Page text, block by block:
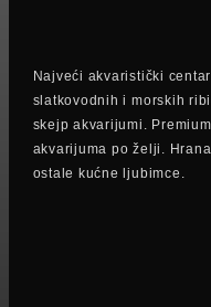
Najveći akvaristički
slatkovodnih i morskih
skejp akvarijumi.
akvarijuma po želji.
ostale kućne ljubimce.